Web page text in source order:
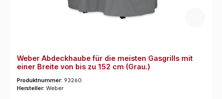
Weber Abdeckhaube für die meisten Gasgrills mit
einer Breite von bis zu 152 cm (Grau.)
Produktnummer: 93260
Hersteller: Weber